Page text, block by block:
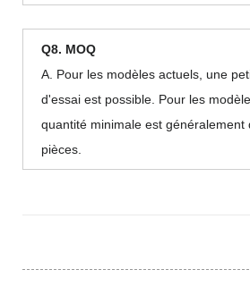
Q8. MOQ
A. Pour les modèles actuels, une
d'essai est possible. Pour les
quantité minimale est généralement
pièces.